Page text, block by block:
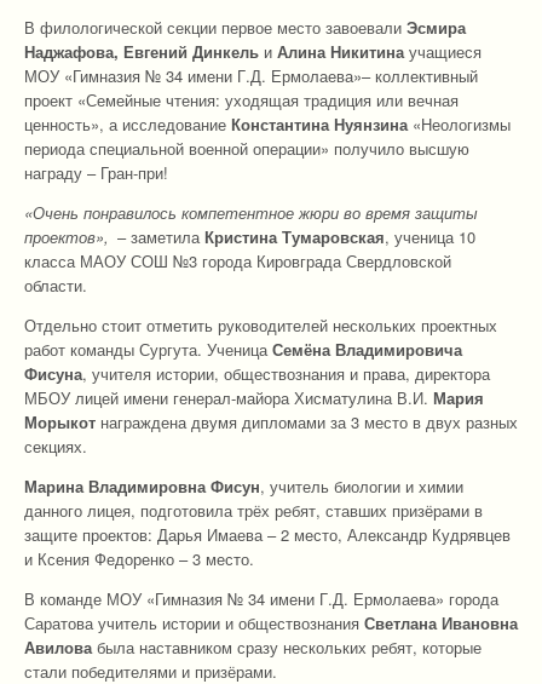
В филологической секции первое место завоевали Эсмира
Наджафова, Евгений Динкель и Алина Никитина учащиеся
МОУ «Гимназия № 34 имени Г.Д. Ермолаева»– коллективный
проект «Семейные чтения: уходящая традиция или вечная
ценность», а исследование Константина Нуянзина «Неологизмы
периода специальной военной операции» получило высшую
награду – Гран-при!
«Очень понравилось компетентное жюри во время защиты
проектов», – заметила Кристина Тумаровская, ученица 10
класса МАОУ СОШ №3 города Кировграда Свердловской
области.
Отдельно стоит отметить руководителей нескольких проектных
работ команды Сургута. Ученица Семёна Владимировича
Фисуна, учителя истории, обществознания и права, директора
МБОУ лицей имени генерал-майора Хисматулина В.И. Мария
Морыкот награждена двумя дипломами за 3 место в двух разных
секциях.
Марина Владимировна Фисун, учитель биологии и химии
данного лицея, подготовила трёх ребят, ставших призёрами в
защите проектов: Дарья Имаева – 2 место, Александр Кудрявцев
и Ксения Федоренко – 3 место.
В команде МОУ «Гимназия № 34 имени Г.Д. Ермолаева» города
Саратова учитель истории и обществознания Светлана Ивановна
Авилова была наставником сразу нескольких ребят, которые
стали победителями и призёрами.